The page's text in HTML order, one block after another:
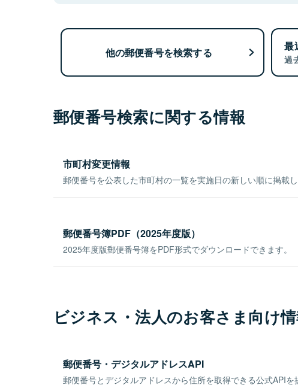
他の郵便番号を検索する 最
過
郵便番号検索に関する情報
市町村変更情報
郵便番号を公表した市町村の一覧を実施日の新しい順に掲載し
郵便番号簿PDF（2025年度版）
2025年度版郵便番号簿をPDF形式でダウンロードできます。
ビジネス・法人のお客さま向け
郵便番号・デジタルアドレスAPI
郵便番号とデジタルアドレスから住所を取得できる公式APIを